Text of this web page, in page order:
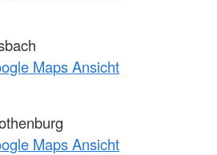
Maps Ansicht
Maps Ansicht